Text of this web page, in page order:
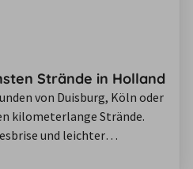
Strände in Holland
von Duisburg, Köln oder
kilometerlange Strände.
und leichter
lockt mit ihrem schlichten